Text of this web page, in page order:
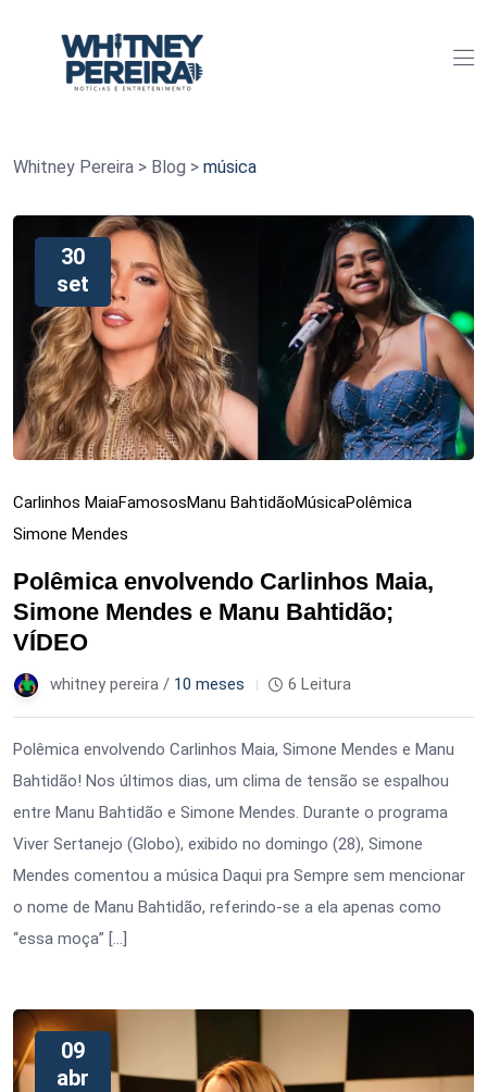
Whitney Pereira > Blog > música
30
set
Carlinhos MaiaFamososManu BahtidãoMúsicaPolêmica
Simone Mendes
Polêmica envolvendo Carlinhos Maia,
Simone Mendes e Manu Bahtidão;
VÍDEO
whitney pereira / 10 meses 6 Leitura
Polêmica envolvendo Carlinhos Maia, Simone Mendes e Manu
Bahtidão! Nos últimos dias, um clima de tensão se espalhou
entre Manu Bahtidão e Simone Mendes. Durante o programa
Viver Sertanejo (Globo), exibido no domingo (28), Simone
Mendes comentou a música Daqui pra Sempre sem mencionar
o nome de Manu Bahtidão, referindo-se a ela apenas como
“essa moça” […]
09
abr